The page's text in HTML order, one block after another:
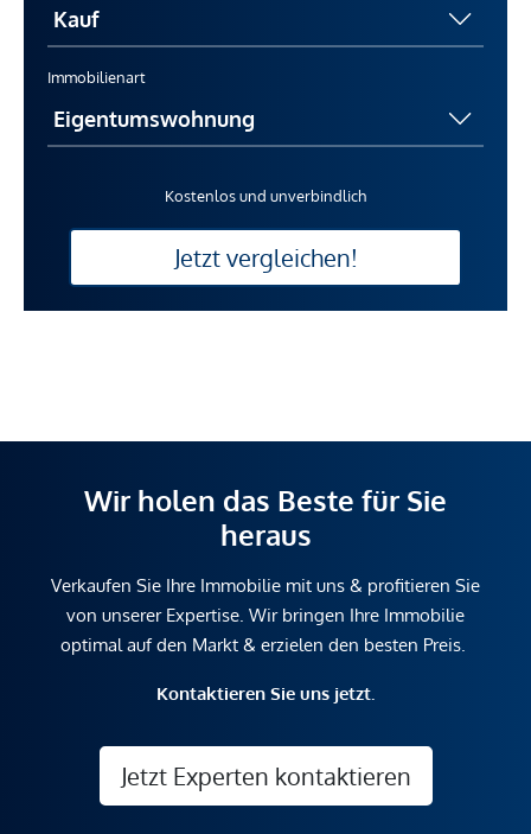
Immobilienart
Kostenlos und unverbindlich
Jetzt vergleichen!
Wir holen das Beste für Sie
heraus
Verkaufen Sie Ihre Immobilie mit uns & profitieren Sie
von unserer Expertise. Wir bringen Ihre Immobilie
optimal auf den Markt & erzielen den besten Preis.
Kontaktieren Sie uns jetzt.
Jetzt Experten kontaktieren